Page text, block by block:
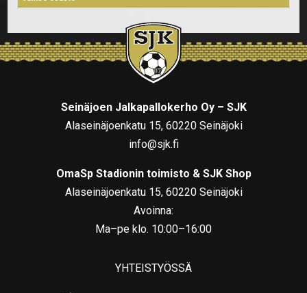
Seinäjoen Jalkapallokerho Oy – SJK
Alaseinäjoenkatu 15, 60220 Seinäjoki
info@sjk.fi
OmaSp Stadionin toimisto & SJK Shop
Alaseinäjoenkatu 15, 60220 Seinäjoki
Avoinna:
Ma–pe klo. 10:00–16:00
YHTEISTYÖSSÄ